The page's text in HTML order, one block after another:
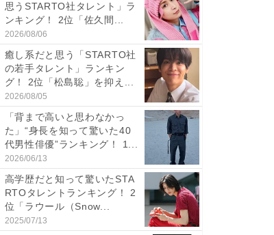
思うSTARTO社タレント」ラ
ンキング！ 2位「佐久間...
2026/08/06
癒し系だと思う「STARTO社
の若手タレント」ランキン
グ！ 2位「松島聡」を抑え...
2026/08/05
「背まで高いと思わなかっ
た」“身長を知って驚いた40
代男性俳優”ランキング！ 1...
2026/06/13
高学歴だと知って驚いたSTA
RTOタレントランキング！ 2
位「ラウール（Snow...
2025/07/13